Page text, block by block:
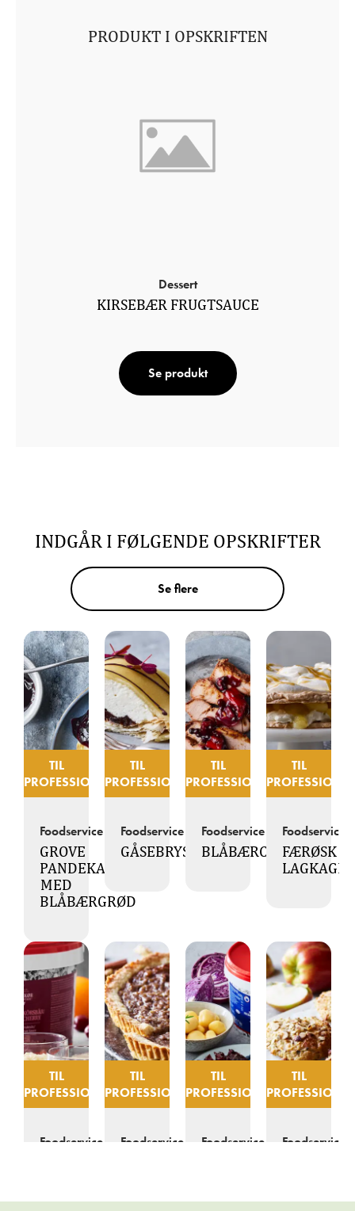
PRODUKT I OPSKRIFTEN
Dessert
KIRSEBÆR FRUGTSAUCE
Se produkt
INDGÅR I FØLGENDE OPSKRIFTER
Se flere
TIL
PROFESSIONELLE
Foodservice
GROVE
PANDEKAGER
MED
BLÅBÆRGRØD
TIL
PROFESSIONELLE
Foodservice
GÅSEBRYST
TIL
PROFESSIONELLE
Foodservice
BLÅBÆRCHUTNEY
TIL
Foodservice
FÆRØSK
LAGKAGE
TIL
PROFESSIONELLE
Foodservice
TIL
PROFESSIONELLE
Foodservice
TIL
PROFESSIONELLE
Foodservice
TIL
Foodservice